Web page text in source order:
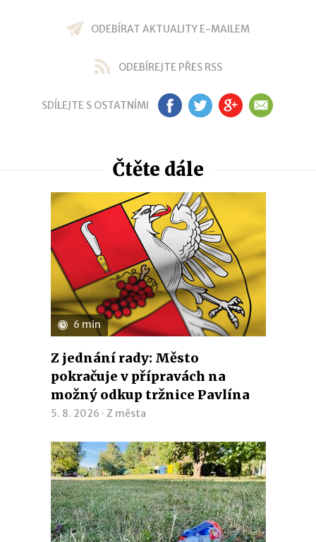
ODEBÍRAT AKTUALITY E-MAILEM
ODEBÍREJTE PŘES RSS
SDÍLEJTE S OSTATNÍMI FB TW GP EM
Čtěte dále
6 min
Z jednání rady: Město
pokračuje v přípravách na
možný odkup tržnice Pavlína
5. 8. 2026 · Z města